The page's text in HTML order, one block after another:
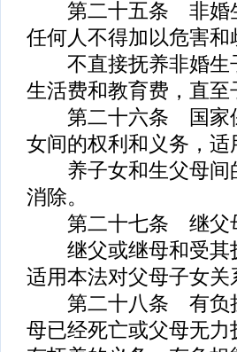
第二十五条 非婚生
任何人不得加以危害和
不直接抚养非婚生
生活费和教育费，直
第二十六条 国家保
女间的权利和义务，
养子女和生父母间
消除。
第二十七条 继父母
继父或继母和受其
适用本法对父母子女关
第二十八条 有负担
母已经死亡或父母无